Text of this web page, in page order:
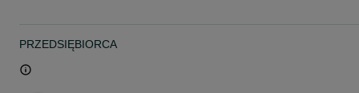
PRZEDSIĘBIORCA